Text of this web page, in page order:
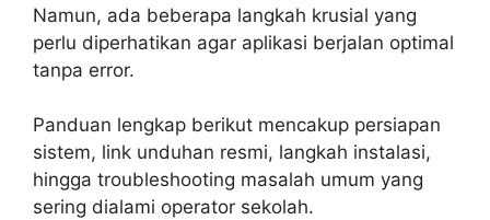
Namun, ada beberapa langkah krusial yang
perlu diperhatikan agar aplikasi berjalan optimal
tanpa error.
Panduan lengkap berikut mencakup persiapan
sistem, link unduhan resmi, langkah instalasi,
hingga troubleshooting masalah umum yang
sering dialami operator sekolah.